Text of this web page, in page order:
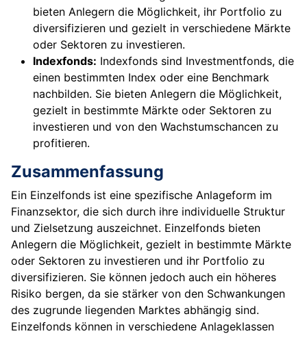
bieten Anlegern die Möglichkeit, ihr Portfolio zu
diversifizieren und gezielt in verschiedene Märkte
oder Sektoren zu investieren.
Indexfonds: Indexfonds sind Investmentfonds, die
einen bestimmten Index oder eine Benchmark
nachbilden. Sie bieten Anlegern die Möglichkeit,
gezielt in bestimmte Märkte oder Sektoren zu
investieren und von den Wachstumschancen zu
profitieren.
Zusammenfassung
Ein Einzelfonds ist eine spezifische Anlageform im
Finanzsektor, die sich durch ihre individuelle Struktur
und Zielsetzung auszeichnet. Einzelfonds bieten
Anlegern die Möglichkeit, gezielt in bestimmte Märkte
oder Sektoren zu investieren und ihr Portfolio zu
diversifizieren. Sie können jedoch auch ein höheres
Risiko bergen, da sie stärker von den Schwankungen
des zugrunde liegenden Marktes abhängig sind.
Einzelfonds können in verschiedene Anlageklassen